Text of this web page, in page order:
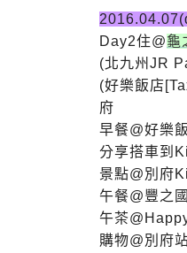
Day2住@龜
(北九州JR
(好樂飯店
府
早餐@好樂
分享搭車到
景點@別府
午餐@豐之
午茶
購物@別府